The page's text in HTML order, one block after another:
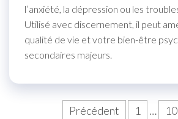
l’anxiété, la dépression ou les
Utilisé avec discernement, il peut
qualité de vie et votre bien-être
secondaires majeurs.
Précédent 1 … 10